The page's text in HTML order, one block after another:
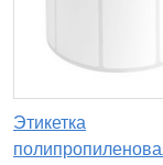
Этикетка